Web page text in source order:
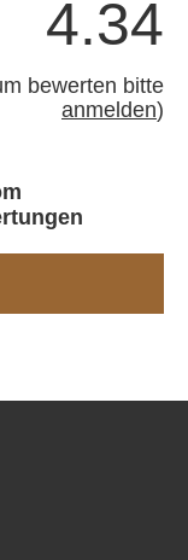
4.34
bewerten bitte
anmelden)